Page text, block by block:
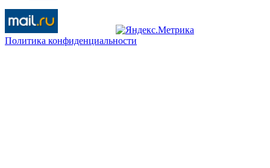
Политика конфиденциальности